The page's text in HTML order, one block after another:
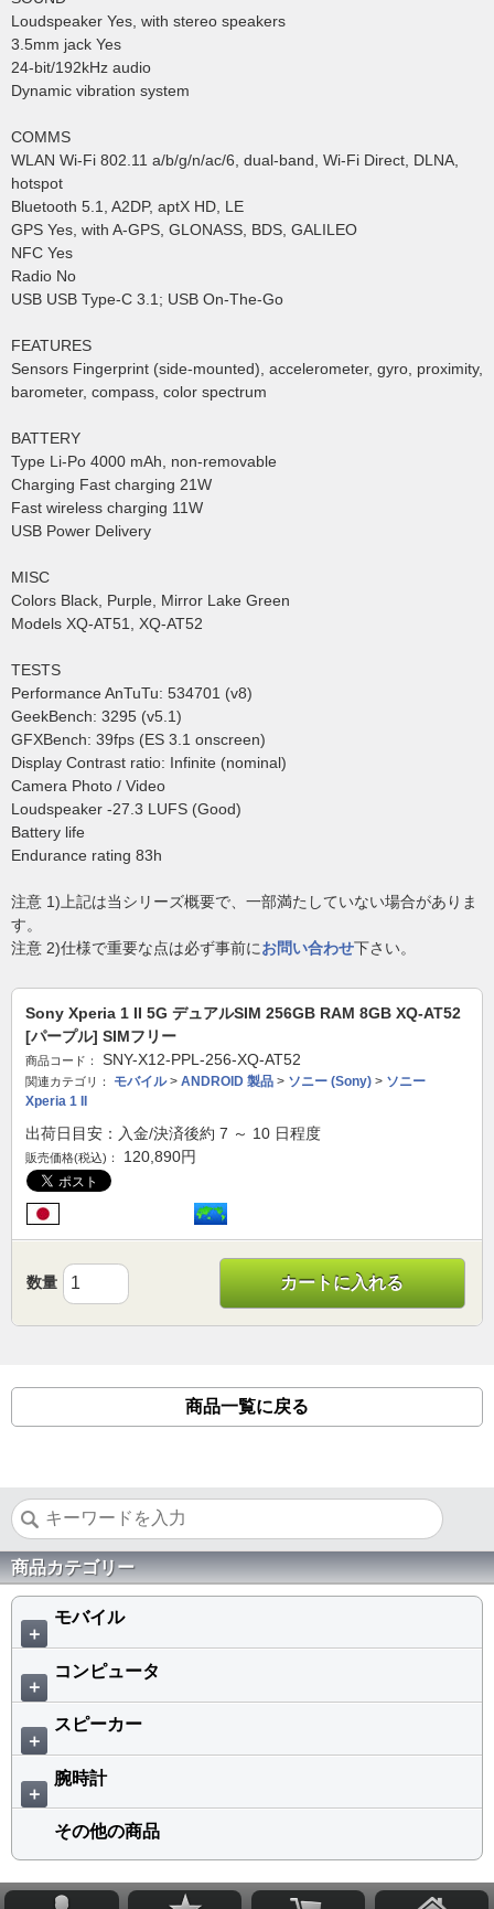
Loudspeaker Yes, with stereo speakers
3.5mm jack Yes
24-bit/192kHz audio
Dynamic vibration system
COMMS
WLAN Wi-Fi 802.11 a/b/g/n/ac/6, dual-band, Wi-Fi Direct, DLNA,
hotspot
Bluetooth 5.1, A2DP, aptX HD, LE
GPS Yes, with A-GPS, GLONASS, BDS, GALILEO
NFC Yes
Radio No
USB USB Type-C 3.1; USB On-The-Go
FEATURES
Sensors Fingerprint (side-mounted), accelerometer, gyro, proximity,
barometer, compass, color spectrum
BATTERY
Type Li-Po 4000 mAh, non-removable
Charging Fast charging 21W
Fast wireless charging 11W
USB Power Delivery
MISC
Colors Black, Purple, Mirror Lake Green
Models XQ-AT51, XQ-AT52
TESTS
Performance AnTuTu: 534701 (v8)
GeekBench: 3295 (v5.1)
GFXBench: 39fps (ES 3.1 onscreen)
Display Contrast ratio: Infinite (nominal)
Camera Photo / Video
Loudspeaker -27.3 LUFS (Good)
Battery life
Endurance rating 83h
注意 1)上記は当シリーズ概要で、一部満たしていない場合がありま
す。
注意 2)仕様で重要な点は必ず事前にお問い合わせ下さい。
Sony Xperia 1 II 5G デュアルSIM 256GB RAM 8GB XQ-AT52
[パープル] SIMフリー
商品コード： SNY-X12-PPL-256-XQ-AT52
関連カテゴリ： モバイル> ANDROID 製品 > ソニー (Sony) > ソニー
Xperia 1 II
出荷日目安：入金/決済後約 7 ～ 10 日程度
販売価格(税込)： 120,890円
数量 カートに入れる
商品一覧に戻る
商品カテゴリー
＋
モバイル
＋
コンピュータ
＋
スピーカー
＋
腕時計
その他の商品